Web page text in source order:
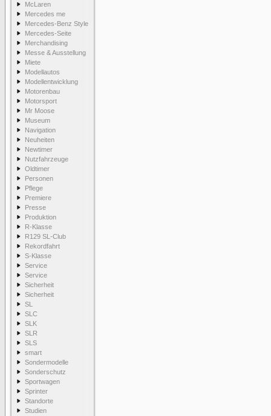
McLaren
Mercedes me
Mercedes-Benz Style
Mercedes-Seite
Merchandising
Messe & Ausstellung
Miete
Modellautos
Modellentwicklung
Motorenbau
Motorsport
Mr Moose
Museum
Navigation
Neuheiten
Newtimer
Nutzfahrzeuge
Oldtimer
Personen
Pflege
Premiere
Presse
Produktion
R-Klasse
R129 SL-Club
Rekordfahrt
S-Klasse
Service
Service
Sicherheit
Sicherheit
SL
SLC
SLK
SLR
SLS
smart
Sondermodelle
Sonderschutz
Sportwagen
Sprinter
Standorte
Studien